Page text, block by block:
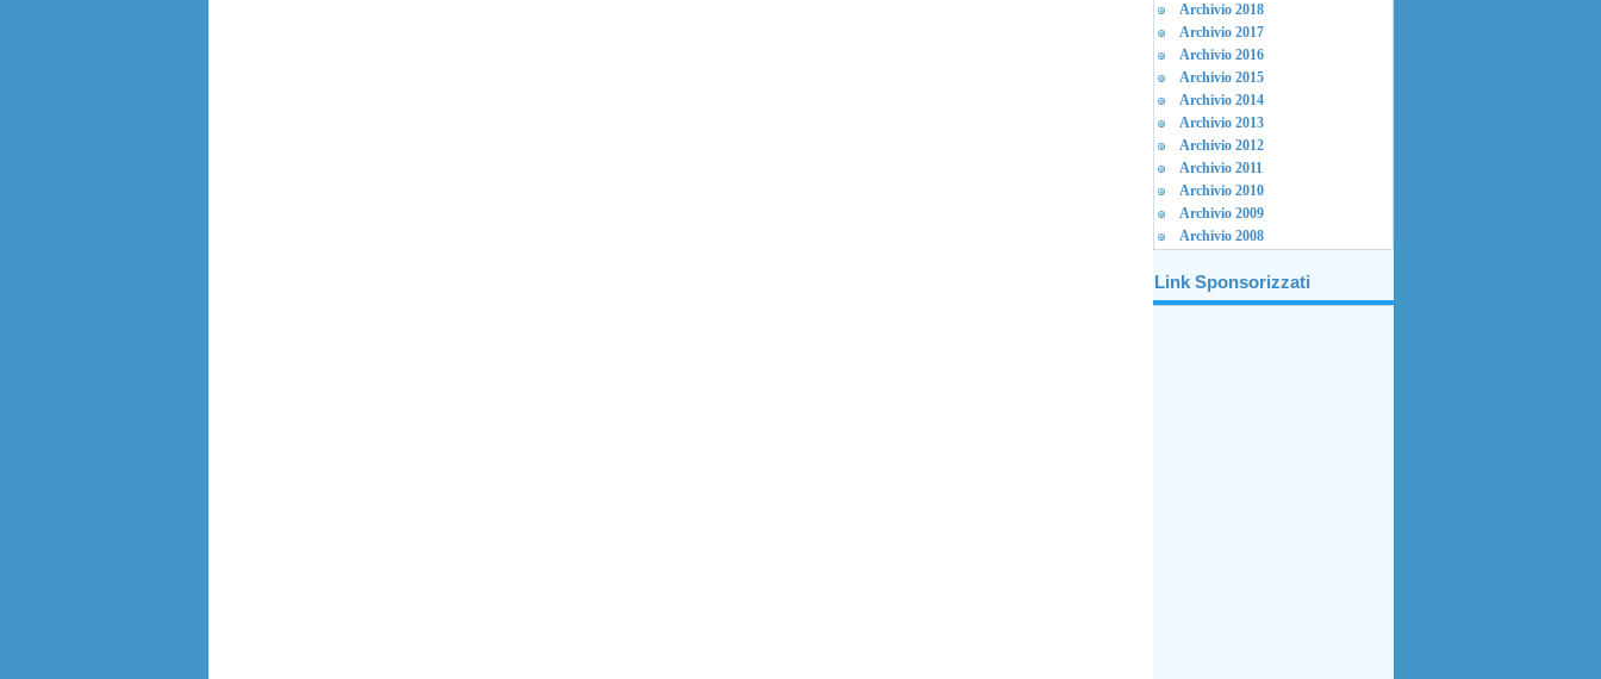
Archivio 2018
Archivio 2017
Archivio 2016
Archivio 2015
Archivio 2014
Archivio 2013
Archivio 2012
Archivio 2011
Archivio 2010
Archivio 2009
Archivio 2008
Link Sponsorizzati